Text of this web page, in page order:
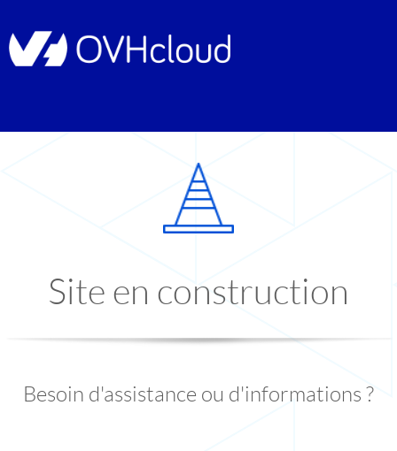
Site en construction
Besoin d'assistance ou d'informations ?